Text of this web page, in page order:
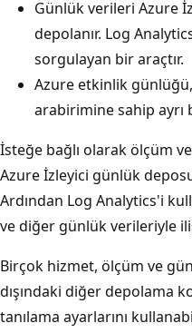
Günlük verileri Azure
depolanır. Log
sorgulayan bir araçtır.
Azure etkinlik
arabirimine sahip ayrı
İsteğe bağlı olarak ölçüm
Azure İzleyici günlük
Ardından Log Analytics'i
ve diğer günlük verileriyle
Birçok hizmet, ölçüm ve
dışındaki diğer depolama
tanılama ayarlarını